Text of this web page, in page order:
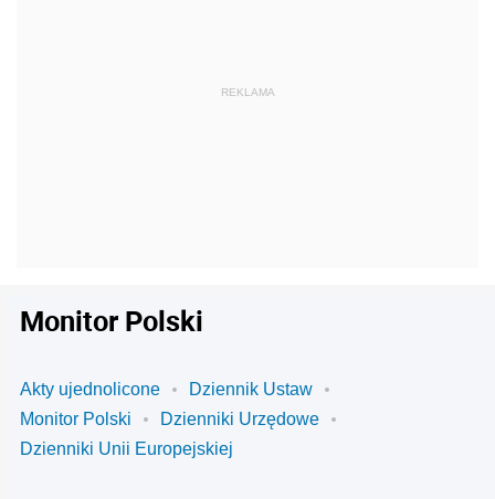
Monitor Polski
Akty ujednolicone
Dziennik Ustaw
Monitor Polski
Dzienniki Urzędowe
Dzienniki Unii Europejskiej